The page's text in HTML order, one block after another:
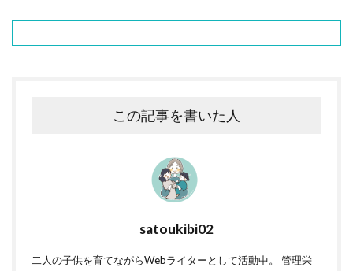
この記事を書いた人
satoukibi02
二人の子供を育てながらWebライターとして活動中。 管理栄